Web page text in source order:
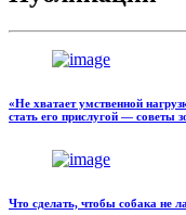
«Не хватает умственной
стать его прислугой — советы
Что сделать, чтобы собака не